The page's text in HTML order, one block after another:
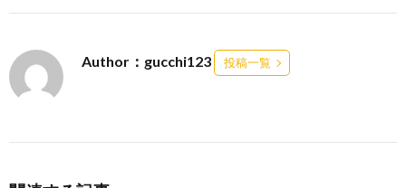
Author：gucchi123 投稿一覧